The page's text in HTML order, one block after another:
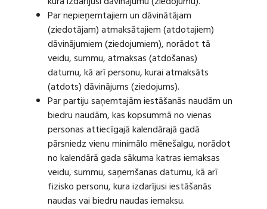
Par nepieņemtajiem un dāvinātājam
(ziedotājam) atmaksātajiem (atdotajiem)
dāvinājumiem (ziedojumiem), norādot tā
veidu, summu, atmaksas (atdošanas)
datumu, kā arī personu, kurai atmaksāts
(atdots) dāvinājums (ziedojums).
Par partiju saņemtajām iestāšanās naudām un
biedru naudām, kas kopsummā no vienas
personas attiecīgajā kalendārajā gadā
pārsniedz vienu minimālo mēnešalgu, norādot
no kalendārā gada sākuma katras iemaksas
veidu, summu, saņemšanas datumu, kā arī
fizisko personu, kura izdarījusi iestāšanās
naudas vai biedru naudas iemaksu.